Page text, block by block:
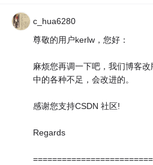
c_hua6280
尊敬的用户kerlw，您好：
麻烦您再调一下吧，我们博客
中的各种不足，会改进的。
感谢您支持CSDN 社区!
Regards